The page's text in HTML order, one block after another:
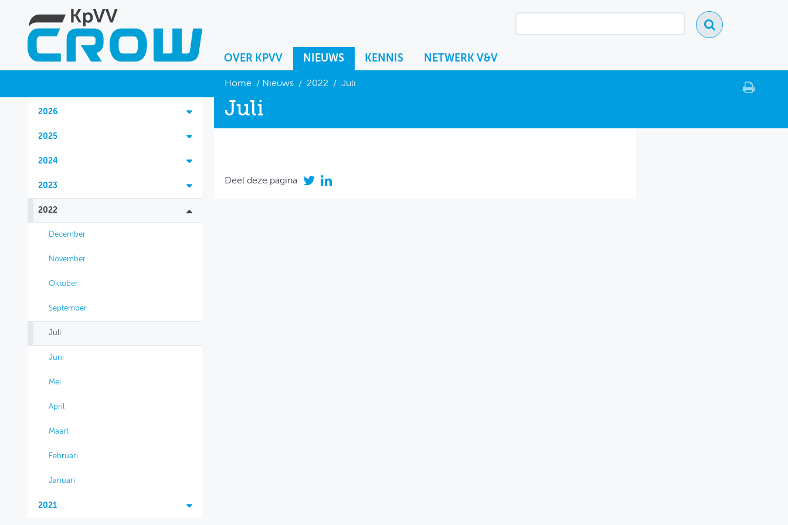
OVER KPVV NIEUWS KENNIS NETWERK V&V
NIEUWS
KENNIS
NETWERK V&V
Home / Nieuws/ 2022 / Juli
2026
2025
2024
2023
2022
December
November
Oktober
September
Juli
Juni
Mei
April
Maart
Februari
Januari
2021
Juli
Deel deze pagina